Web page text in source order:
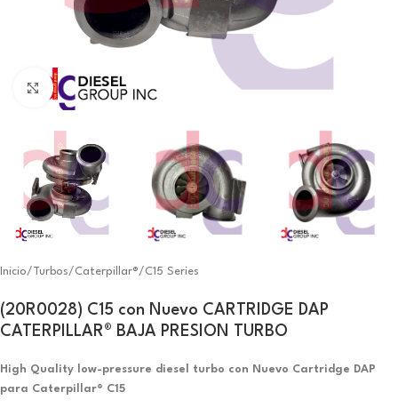
Click to enlarge
Inicio/ Turbos/ Caterpillar®/ C15 Series
(20R0028) C15 con Nuevo CARTRIDGE DAP
CATERPILLAR® BAJA PRESION TURBO
High Quality low-pressure diesel turbo con Nuevo Cartridge DAP
para Caterpillar® C15